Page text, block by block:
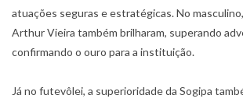
atuações seguras e estratégicas. No
Arthur Vieira também brilharam, superando
confirmando o ouro para a instituição.
Já no futevôlei, a superioridade da Sogipa